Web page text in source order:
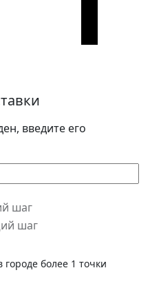
введите его
На следующий шаг
городе более 1 точки